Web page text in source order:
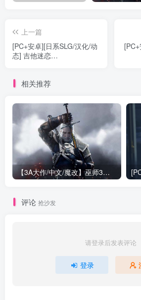
上一篇
[PC+安卓][日系SLG/汉化/动
态] 吉他迷恋
相关推荐
【3A大作/中文/魔改】巫师3：狂嫖 绅士邪恶魔改版[解压即玩小白福音]【170G/新魔改】
评论 抢沙发
请登录后发表评论
登录